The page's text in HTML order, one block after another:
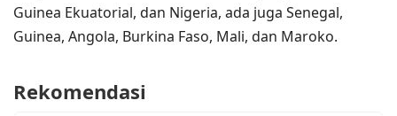
Guinea Ekuatorial, dan Nigeria, ada juga Senegal,
Guinea, Angola, Burkina Faso, Mali, dan Maroko.
Rekomendasi